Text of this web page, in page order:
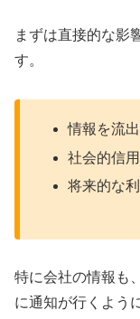
まずは直接的な影
す。
情報を流
社会的信
将来的な
特に会社の情報も
に通知が行くよう